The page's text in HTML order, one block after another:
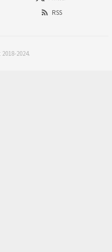
RSS
2024.